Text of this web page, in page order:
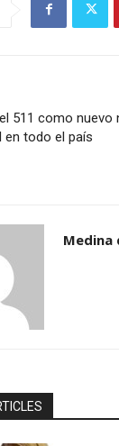
511 como nuevo
en todo el país
Medina